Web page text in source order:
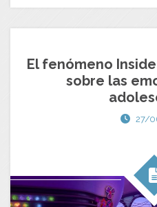
El fenómeno
sobre las
27/